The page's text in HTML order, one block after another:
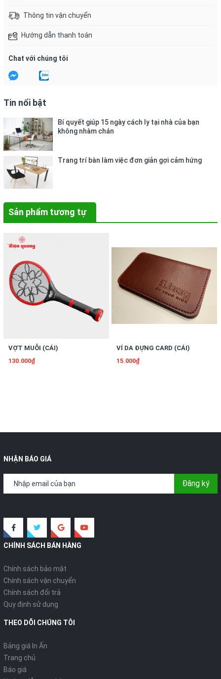
Thông tin vận chuyển
Hướng dẫn thanh toán
Chat với chúng tôi
Tin nổi bật
Bí quyết giúp 15 ngày cách ly tại nhà của bạn
không nhàm chán
Trang trí bàn làm việc đơn giản gợi cảm hứng
Sản phẩm tương tự
VỢT MUỖI (CÁI)
130.000₫
VÍ DA ĐỰNG CARD (CÁI)
15.000₫
NHẬN BÁO GIÁ
Đăng ký
CHÍNH SÁCH BÁN HÀNG
Chính sách bảo mật
Chính sách vận chuyển
Chính sách đổi trả
Quy định sử dụng
THEO DÕI CHÚNG TÔI
Bảng giá In Ấn
Trang chủ
Báo giá